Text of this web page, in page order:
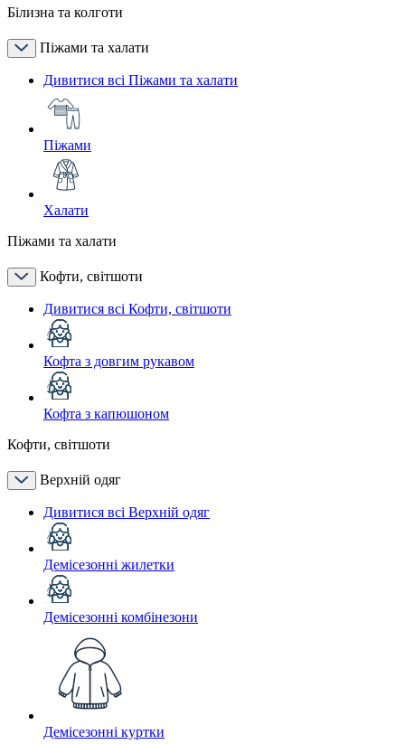
Білизна та колготи
Піжами та халати
Дивитися всі Піжами та халати
Піжами
Халати
Піжами та халати
Кофти, світшоти
Дивитися всі Кофти, світшоти
Кофта з довгим рукавом
Кофта з капюшоном
Кофти, світшоти
Верхній одяг
Дивитися всі Верхній одяг
Демісезонні жилетки
Демісезонні комбінезони
Демісезонні куртки